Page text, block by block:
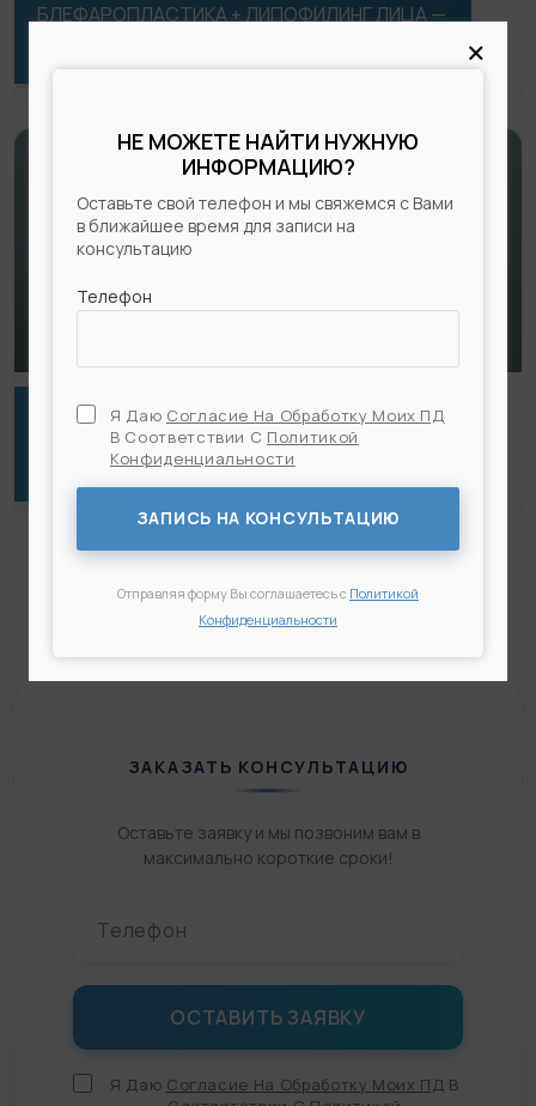
БЛЕФАРОПЛАСТИКА + ЛИПОФИЛИНГ ЛИЦА —
БЛЕФАРОПЛАСТИКА + ЛИПОФИЛИНГ ЛИЦА —
ФОТО РАБОТ
ЗАКАЗАТЬ КОНСУЛЬТАЦИЮ
Оставьте заявку и мы позвоним вам в
максимально короткие сроки!
Я Даю Согласие На Обработку Моих ПД В
×
НЕ МОЖЕТЕ НАЙТИ НУЖНУЮ
ИНФОРМАЦИЮ?
Оставьте свой телефон и мы свяжемся с Вами
в ближайшее время для записи на
консультацию
Телефон
Я Даю Согласие На Обработку Моих ПД
В Соответствии С Политикой
Конфиденциальности
ЗАПИСЬ НА КОНСУЛЬТАЦИЮ
Отправляя форму Вы соглашаетесь с Политикой
Конфиденциальности